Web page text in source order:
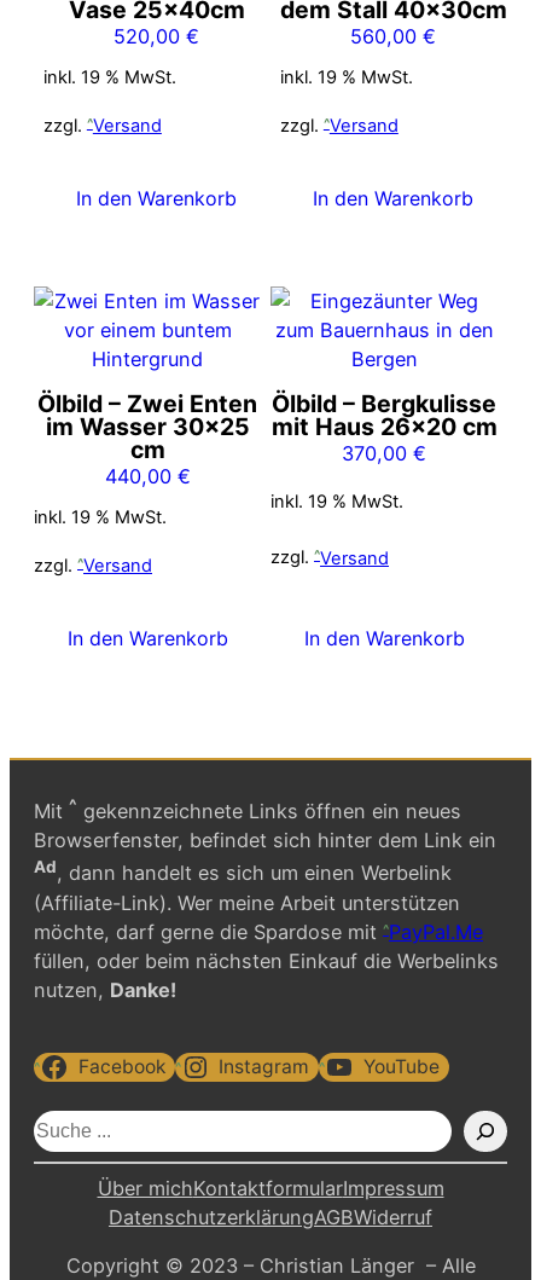
Vase 25x40cm
520,00€
inkl. 19 % MwSt.
zzgl. Versand
In den Warenkorb
dem Stall 40x30cm
560,00€
inkl. 19 % MwSt.
zzgl. Versand
In den Warenkorb
Ölbild – Zwei Enten
im Wasser 30×25
cm
440,00 €
inkl. 19 % MwSt.
zzgl. Versand
In den Warenkorb
Ölbild – Bergkulisse
mit Haus 26×20 cm
370,00€
inkl. 19 % MwSt.
zzgl. Versand
In den Warenkorb
Mit ^ gekennzeichnete Links öffnen ein neues
Browserfenster, befindet sich hinter dem Link ein
Ad, dann handelt es sich um einen Werbelink
(Affiliate-Link). Wer meine Arbeit unterstützen
möchte, darf gerne die Spardose mit PayPal.Me
füllen, oder beim nächsten Einkauf die Werbelinks
nutzen, Danke!
Facebook Instagram YouTube
S
u
Über michKontaktformularImpressum
DatenschutzerklärungAGBWiderruf
Copyright © 2023 – Christian Länger – Alle